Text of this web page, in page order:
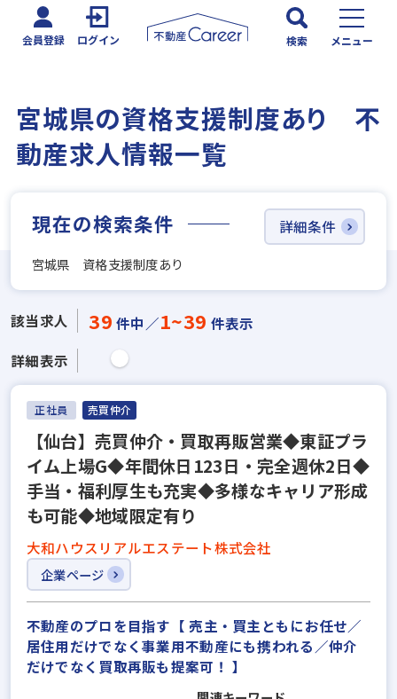
会員登録 ログイン 検索 メニュー
宮城県の資格支援制度あり 不
動産求人情報一覧
現在の検索条件
宮城県 資格支援制度あり
詳細条件
該当求人 39 件中／1~39 件表示
詳細表示
正社員 売買仲介
【仙台】売買仲介・買取再販営業◆東証プラ
イム上場G◆年間休日123日・完全週休2日◆
手当・福利厚生も充実◆多様なキャリア形成
も可能◆地域限定有り
大和ハウスリアルエステート株式会社
企業ページ
不動産のプロを目指す【 売主・買主ともにお任せ／
居住用だけでなく事業用不動産にも携われる／仲介
だけでなく買取再販も提案可！ 】